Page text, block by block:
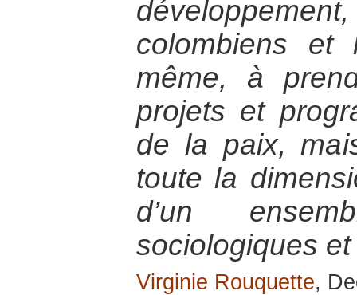
colombiens et
même, à
projets et
de la paix,
toute la
d’un
sociologiques
Virginie Rouquette,